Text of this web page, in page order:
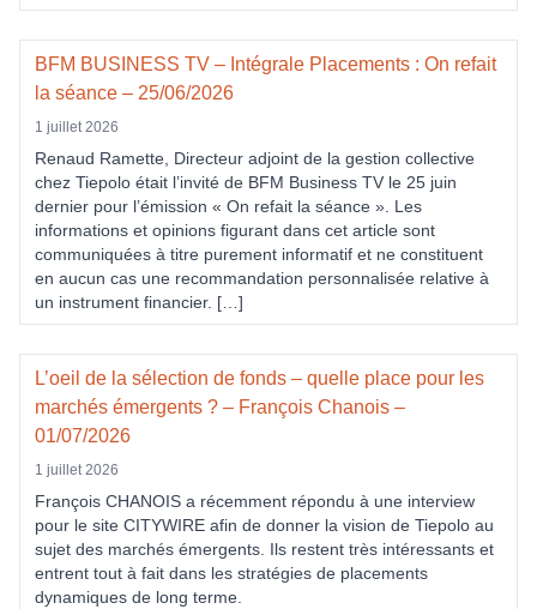
BFM BUSINESS TV – Intégrale Placements : On refait
la séance – 25/06/2026
1 juillet 2026
Renaud Ramette, Directeur adjoint de la gestion collective
chez Tiepolo était l’invité de BFM Business TV le 25 juin
dernier pour l’émission « On refait la séance ». Les
informations et opinions figurant dans cet article sont
communiquées à titre purement informatif et ne constituent
en aucun cas une recommandation personnalisée relative à
un instrument financier. […]
L’oeil de la sélection de fonds – quelle place pour les
marchés émergents ? – François Chanois –
01/07/2026
1 juillet 2026
François CHANOIS a récemment répondu à une interview
pour le site CITYWIRE afin de donner la vision de Tiepolo au
sujet des marchés émergents. Ils restent très intéressants et
entrent tout à fait dans les stratégies de placements
dynamiques de long terme.